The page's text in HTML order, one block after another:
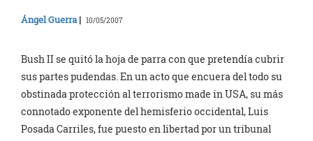
Ángel Guerra | 10/05/2007
Bush II se quitó la hoja de parra con que pretendía cubrir
sus partes pudendas. En un acto que encuera del todo su
obstinada protección al terrorismo made in USA, su más
connotado exponente del hemisferio occidental, Luis
Posada Carriles, fue puesto en libertad por un tribunal